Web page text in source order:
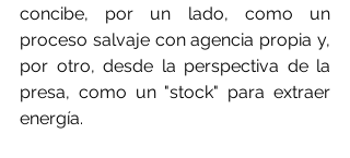
concibe, por un lado, como un
proceso salvaje con agencia propia y,
por otro, desde la perspectiva de la
presa, como un "stock" para extraer
energía.